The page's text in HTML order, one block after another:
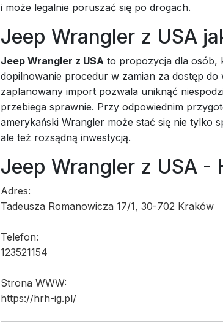
i może legalnie poruszać się po drogach.
Jeep Wrangler z USA
Jeep Wrangler z USA to propozycja dla osób,
dopilnowanie procedur w zamian za dostęp
zaplanowany import pozwala uniknąć
przebiega sprawnie. Przy odpowiednim
amerykański Wrangler może stać się nie tylko
ale też rozsądną inwestycją.
Jeep Wrangler z USA -
Adres:
Tadeusza Romanowicza 17/1, 30-702 Kraków
Telefon:
123521154
Strona WWW:
https://hrh-ig.pl/